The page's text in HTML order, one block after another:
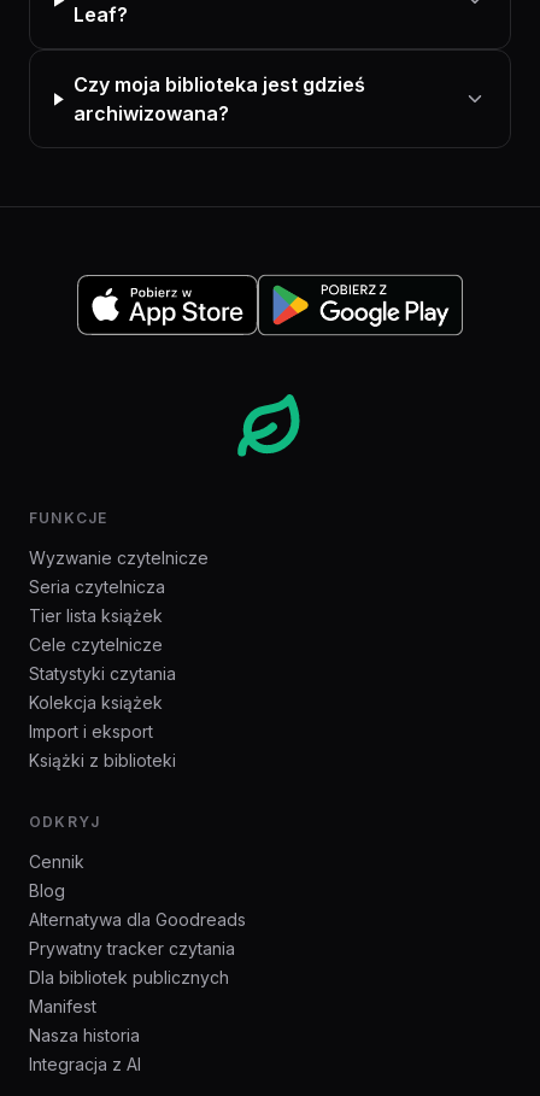
Leaf?
Czy moja biblioteka jest gdzieś
archiwizowana?
FUNKCJE
Wyzwanie czytelnicze
Seria czytelnicza
Tier lista książek
Cele czytelnicze
Statystyki czytania
Kolekcja książek
Import i eksport
Książki z biblioteki
ODKRYJ
Cennik
Blog
Alternatywa dla Goodreads
Prywatny tracker czytania
Dla bibliotek publicznych
Manifest
Nasza historia
Integracja z AI